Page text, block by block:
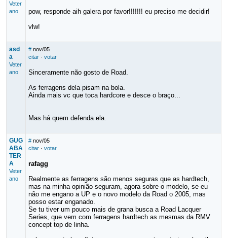
Veter
ano
pow, responde aih galera por favor!!!!!!! eu preciso me decidir!
vlw!
asd
a
Veter
ano
# nov/05
citar· votar
Sinceramente não gosto de Road.
As ferragens dela pisam na bola.
Ainda mais vc que toca hardcore e desce o braço...
Mas há quem defenda ela.
GUG
ABA
TER
A
Veter
ano
# nov/05
citar· votar
rafagg
Realmente as ferragens são menos seguras que as hardtech,
mas na minha opinião seguram, agora sobre o modelo, se eu
não me engano a UP e o novo modelo da Road o 2005, mas
posso estar enganado.
Se tu tiver um pouco mais de grana busca a Road Lacquer
Series, que vem com ferragens hardtech as mesmas da RMV
concept top de linha.